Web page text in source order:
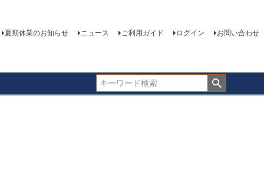
夏期休業のお知らせ ニュース ご利用ガイド ログイン お問い合わせ